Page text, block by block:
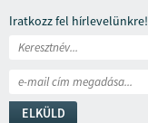
Iratkozz fel hírlevelünkre!
ELKÜLD